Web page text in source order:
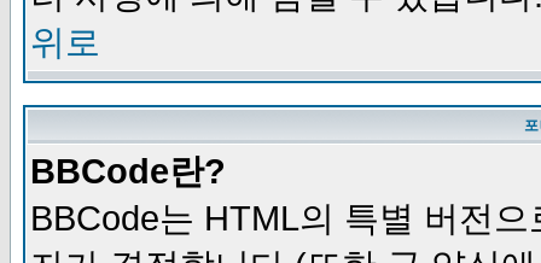
위로
BBCode란?
BBCode는 HTML의 특별 버전